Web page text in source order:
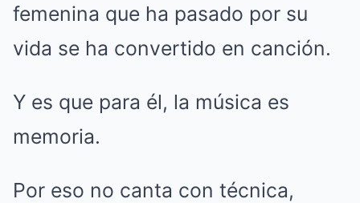
femenina que ha pasado por su
vida se ha convertido en canción.
Y es que para él, la música es
memoria.
Por eso no canta con técnica,